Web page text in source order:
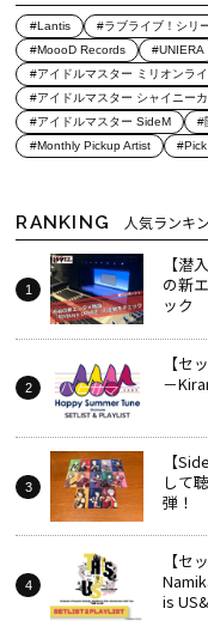
#Lantis #ラブライブ！シリ
#MoooD Records
#UNIERA
#アイドルマスター ミリオンライ
#アイドルマスター シャイニー
#アイドルマスター SideM
#
#Monthly Pickup Artist
RANKING 人気ランキ
【潜
の新
ック
【セ
－
【
して
弾！
【セ
is